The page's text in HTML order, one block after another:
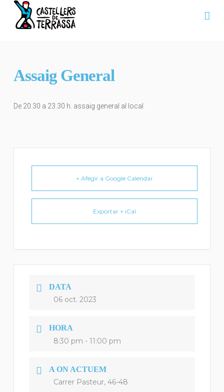
Assaig General
De 20.30 a 23.30 h. assaig general al local
+ Afegir a Google Calendar
Exportar + iCal
DATA
06 oct. 2023
HORA
8:30 pm - 11:00 pm
A ON ACTUEM
Carrer Pasteur, 46-48